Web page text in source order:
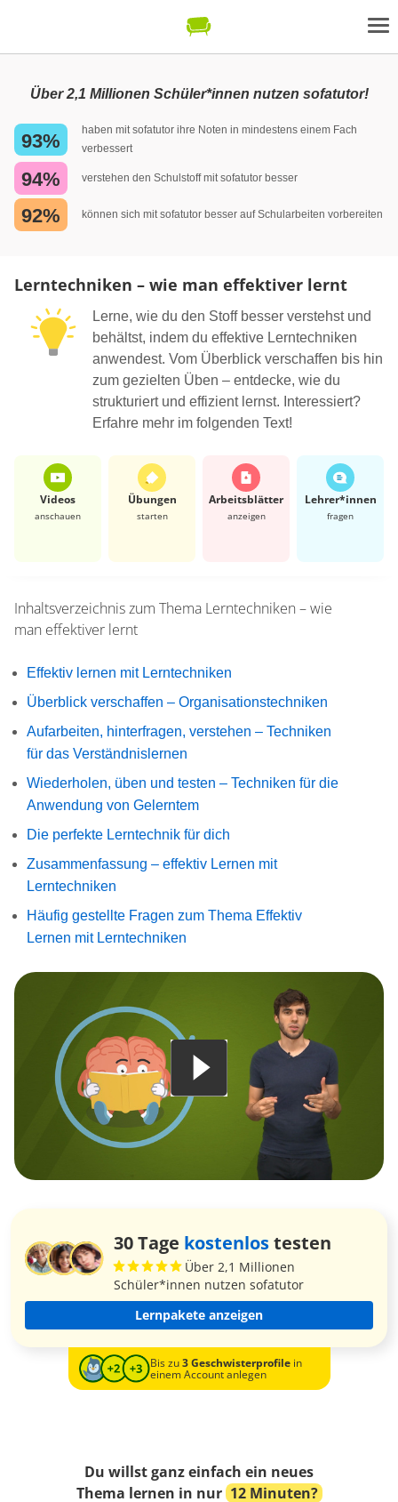
Über 2,1 Millionen Schüler*innen nutzen sofatutor!
93%
haben mit sofatutor ihre Noten in mindestens einem Fach
verbessert
94% verstehen den Schulstoff mit sofatutor besser
92% können sich mit sofatutor besser auf Schularbeiten vorbereiten
Lerntechniken – wie man effektiver lernt
Lerne, wie du den Stoff besser verstehst und
behältst, indem du effektive Lerntechniken
anwendest. Vom Überblick verschaffen bis hin
zum gezielten Üben – entdecke, wie du
strukturiert und effizient lernst. Interessiert?
Erfahre mehr im folgenden Text!
Videos
anschauen
Übungen
starten
Arbeits­blätter
anzeigen
Lehrer*​innen
fragen
Inhaltsverzeichnis zum Thema Lerntechniken – wie
man effektiver lernt
Effektiv lernen mit Lerntechniken
Überblick verschaffen – Organisationstechniken
Aufarbeiten, hinterfragen, verstehen – Techniken
für das Verständnislernen
Wiederholen, üben und testen – Techniken für die
Anwendung von Gelerntem
Die perfekte Lerntechnik für dich
Zusammenfassung – effektiv Lernen mit
Lerntechniken
Häufig gestellte Fragen zum Thema Effektiv
Lernen mit Lerntechniken
30 Tage kostenlostesten
Über 2,1 Millionen
Schüler*innen nutzen sofatutor
Lernpakete anzeigen
Bis zu3 Geschwisterprofilein
einem Account anlegen
Du willst ganz einfach ein neues
Thema lernen in nur 12 Minuten?